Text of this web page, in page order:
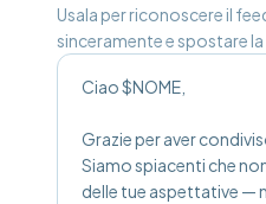
Usala per riconoscere il
sinceramente e spostare
Ciao $NOME,
Grazie per aver
Siamo spiacenti che
delle tue aspettative —